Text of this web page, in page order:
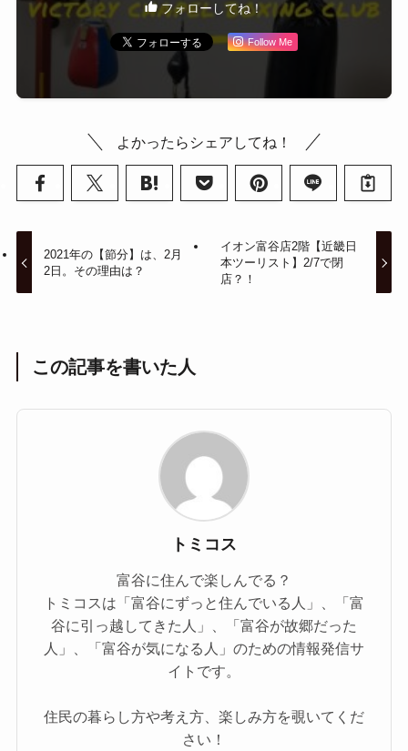
フォローしてね！
Follow Me
よかったらシェアしてね！
2021年の【節分】は、2月
2日。その理由は？
イオン富谷店2階【近畿日
本ツーリスト】2/7で閉
店？！
この記事を書いた人
トミコス
富谷に住んで楽しんでる？
トミコスは「富谷にずっと住んでいる人」、「富
谷に引っ越してきた人」、「富谷が故郷だった
人」、「富谷が気になる人」のための情報発信サ
イトです。
住民の暮らし方や考え方、楽しみ方を覗いてくだ
さい！